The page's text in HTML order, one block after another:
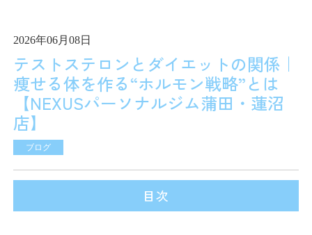
2026年06月08日
テストステロンとダイエットの関係｜
痩せる体を作る“ホルモン戦略”とは
【NEXUSパーソナルジム蒲田・蓮沼
店】
ブログ
目次